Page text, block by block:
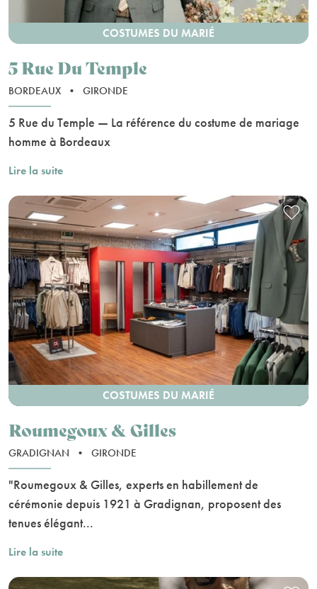
COSTUMES DU MARIÉ
5 Rue Du Temple
BORDEAUX • GIRONDE
5 Rue du Temple — La référence du costume de mariage
homme à Bordeaux
Lire la suite
COSTUMES DU MARIÉ
Roumegoux & Gilles
GRADIGNAN • GIRONDE
"Roumegoux & Gilles, experts en habillement de
cérémonie depuis 1921 à Gradignan, proposent des
tenues élégant...
Lire la suite